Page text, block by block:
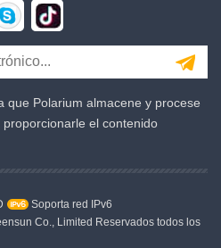
que Polarium almacene y procese
el contenido
Soporta red IPv6
Co., Limited Reservados todos los